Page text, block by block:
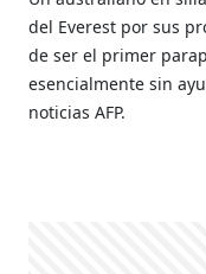
del Everest por sus
de ser el primer
esencialmente sin
noticias AFP.